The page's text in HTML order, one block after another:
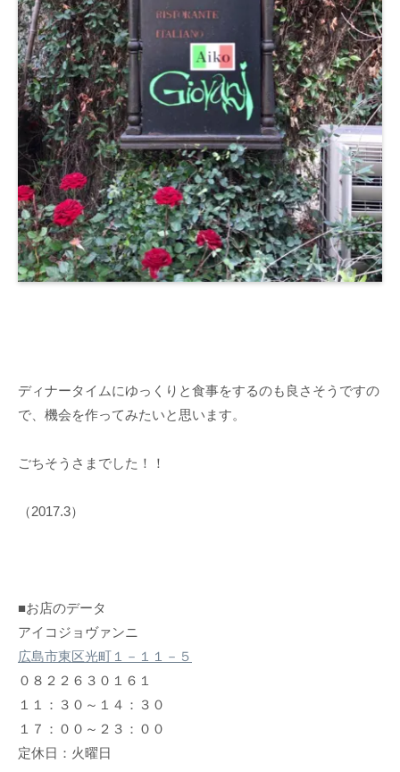
ディナータイムにゆっくりと食事をするのも良さそうですの
で、機会を作ってみたいと思います。
ごちそうさまでした！！
（2017.3）
■お店のデータ
アイコジョヴァンニ
広島市東区光町１－１１－５
０８２２６３０１６１
１１：３０～１４：３０
１７：００～２３：００
定休日：火曜日